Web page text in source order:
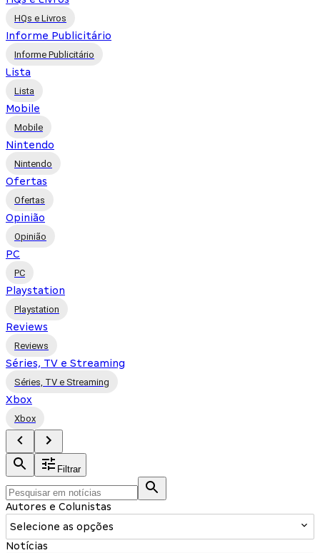
HQs e Livros
Informe Publicitário
Informe Publicitário
Lista
Lista
Mobile
Mobile
Nintendo
Nintendo
Ofertas
Ofertas
Opinião
Opinião
PC
PC
Playstation
Playstation
Reviews
Reviews
Séries, TV e Streaming
Séries, TV e Streaming
Xbox
Xbox
Filtrar
Autores e Colunistas
Selecione as opções
Notícias